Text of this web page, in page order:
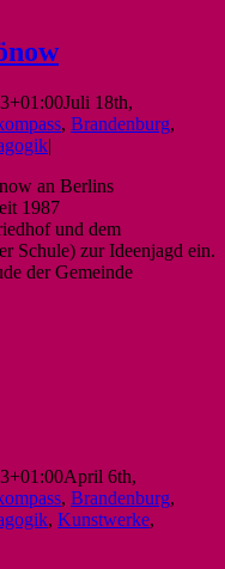
Juli 18th,
, Brandenburg,
|
an Berlins
1987
und dem
Schule) zur Ideenjagd ein.
der Gemeinde
April 6th,
, Brandenburg,
, Kunstwerke,